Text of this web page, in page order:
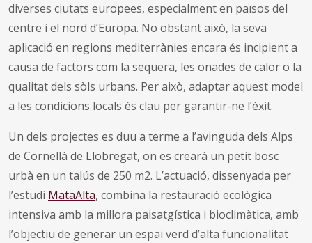
diverses ciutats europees, especialment en països del
centre i el nord d’Europa. No obstant això, la seva
aplicació en regions mediterrànies encara és incipient a
causa de factors com la sequera, les onades de calor o la
qualitat dels sòls urbans. Per això, adaptar aquest model
a les condicions locals és clau per garantir-ne l’èxit.
Un dels projectes es duu a terme a l’avinguda dels Alps
de Cornellà de Llobregat, on es crearà un petit bosc
urbà en un talús de 250 m2. L’actuació, dissenyada per
l’estudi MataAlta, combina la restauració ecològica
intensiva amb la millora paisatgística i bioclimàtica, amb
l’objectiu de generar un espai verd d’alta funcionalitat